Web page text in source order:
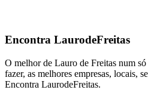
Encontra LaurodeFreitas
O melhor de Lauro de Freitas num
fazer, as melhores empresas, locais,
Encontra LaurodeFreitas.